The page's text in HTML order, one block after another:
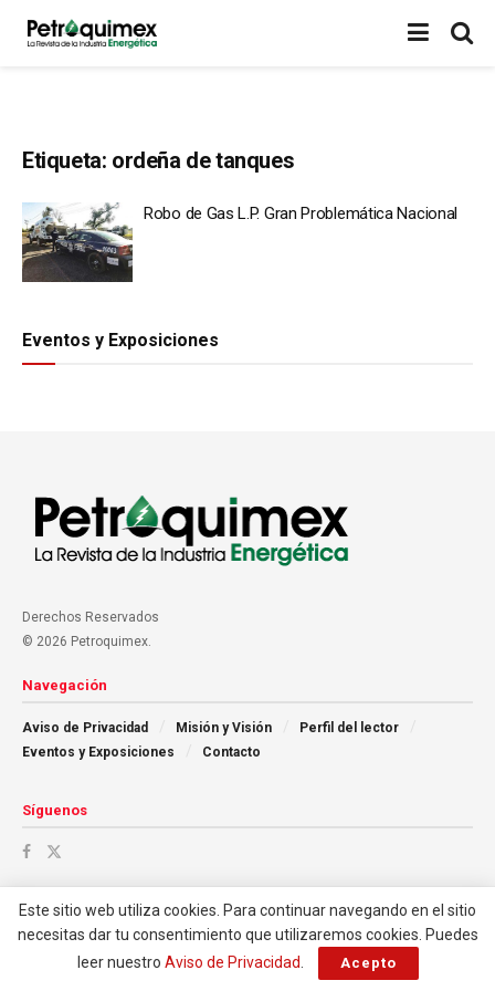
Etiqueta: ordeña de tanques
Robo de Gas L.P. Gran Problemática Nacional
Eventos y Exposiciones
Derechos Reservados
© 2026 Petroquimex.
Navegación
Aviso de Privacidad Misión y Visión
Perfil del lector
Eventos y Exposiciones
Contacto
Síguenos
Este sitio web utiliza cookies. Para continuar navegando en el sitio
necesitas dar tu consentimiento que utilizaremos cookies. Puedes
leer nuestro Aviso de Privacidad Acepto